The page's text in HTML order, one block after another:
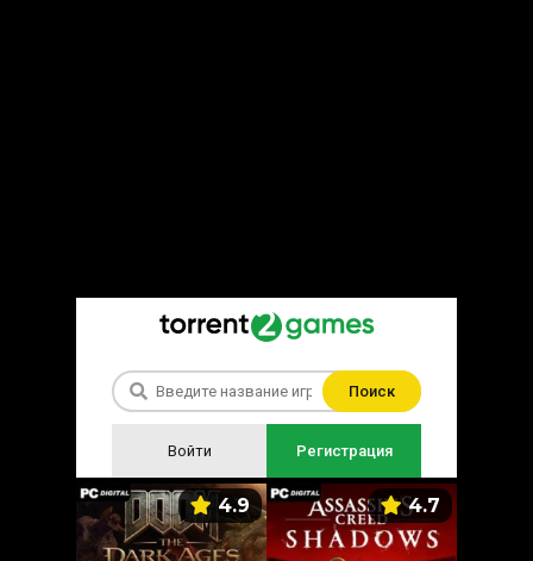
Поиск
Войти Регистрация
4.9 4.7